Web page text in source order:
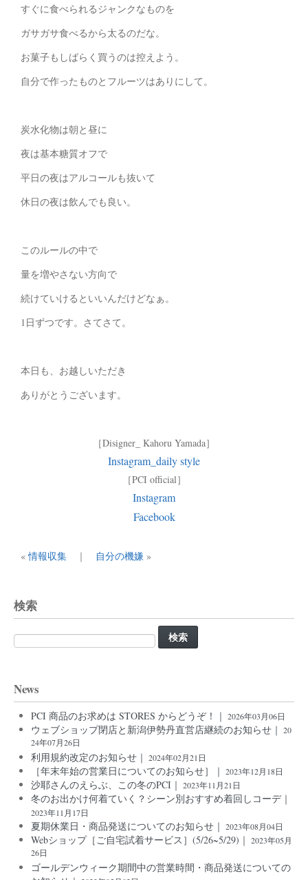
すぐに食べられるジャンクなものを
ガサガサ食べるから太るのだな。
お菓子もしばらく買うのは控えよう。
自分で作ったものとフルーツはありにして。
炭水化物は朝と昼に
夜は基本糖質オフで
平日の夜はアルコールも抜いて
休日の夜は飲んでも良い。
このルールの中で
量を増やさない方向で
続けていけるといいんだけどなぁ。
1日ずつです。さてさて。
本日も、お越しいただき
ありがとうございます。
［Disigner_ Kahoru Yamada］
Instagram_daily style
［PCI official］
Instagram
Facebook
«情報収集 ｜ 自分の機嫌 »
検索
検
索:
News
PCI 商品のお求めは STORES からどうぞ！｜ 2026年03月06日
ウェブショップ閉店と新潟伊勢丹直営店継続のお知らせ｜ 20
24年07月26日
利用規約改定のお知らせ｜ 2024年02月21日
［年末年始の営業日についてのお知らせ］｜ 2023年12月18日
沙耶さんのえらぶ、この冬のPCI｜ 2023年11月21日
冬のお出かけ何着ていく？シーン別おすすめ着回しコーデ｜
2023年11月17日
夏期休業日・商品発送についてのお知らせ｜ 2023年08月04日
Webショップ［ご自宅試着サービス］(5/26~5/29)｜ 2023年05月
26日
ゴールデンウィーク期間中の営業時間・商品発送についての